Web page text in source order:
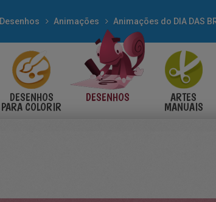
Desenhos Animações Animações do DIA DAS
DESENHOS
PARA COLORIR
DESENHOS ARTES
MANUAIS